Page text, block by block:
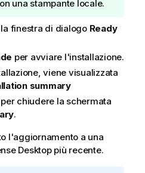
una stampante locale.
finestra di dialogo Ready
per avviare l'installazione.
viene visualizzata
summary
chiudere la schermata
.
l'aggiornamento a una
Desktoppiù recente.